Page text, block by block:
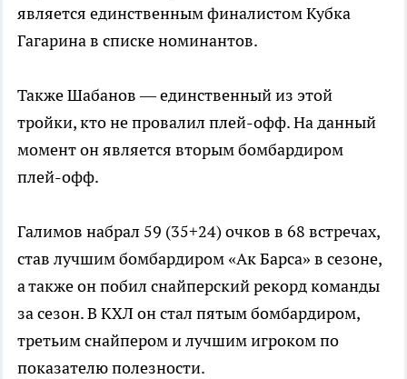
является единственным финалистом Кубка
Гагарина в списке номинантов.
Также Шабанов — единственный из этой
тройки, кто не провалил плей-офф. На данный
момент он является вторым бомбардиром
плей-офф.
Галимов набрал 59 (35+24) очков в 68 встречах,
став лучшим бомбардиром «Ак Барса» в сезоне,
а также он побил снайперский рекорд команды
за сезон. В КХЛ он стал пятым бомбардиром,
третьим снайпером и лучшим игроком по
показателю полезности.